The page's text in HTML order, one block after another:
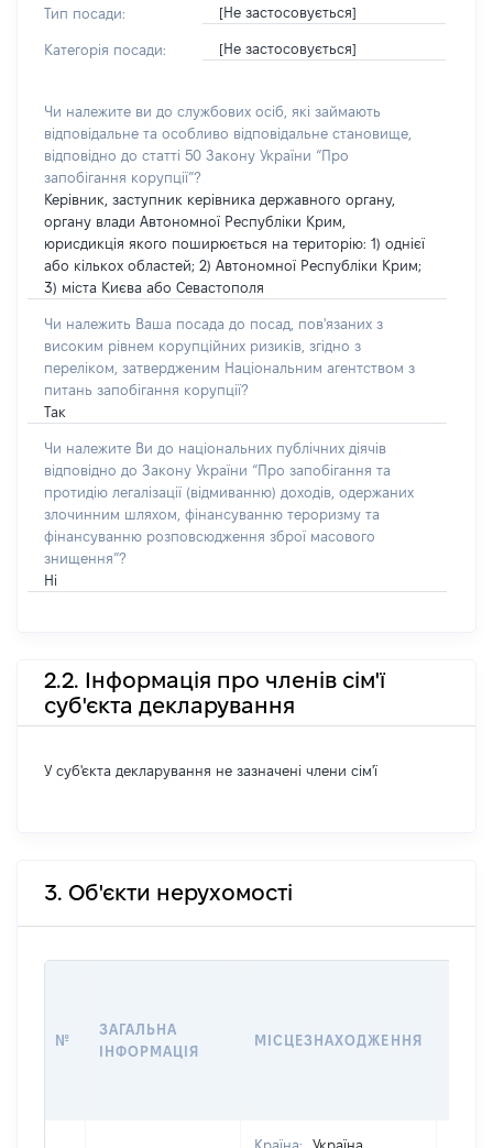
Тип посади: [Не застосовується]
Категорія посади: [Не застосовується]
Чи належите ви до службових осіб, які займають
відповідальне та особливо відповідальне становище,
відповідно до статті 50 Закону України “Про
запобігання корупції”?
Керівник, заступник керівника державного органу,
органу влади Автономної Республіки Крим,
юрисдикція якого поширюється на територію: 1) однієї
або кількох областей; 2) Автономної Республіки Крим;
3) міста Києва або Севастополя
Чи належить Ваша посада до посад, пов'язаних з
високим рівнем корупційних ризиків, згідно з
переліком, затвердженим Національним агентством з
питань запобігання корупції?
Так
Чи належите Ви до національних публічних діячів
відповідно до Закону України “Про запобігання та
протидію легалізації (відмиванню) доходів, одержаних
злочинним шляхом, фінансуванню тероризму та
фінансуванню розповсюдження зброї масового
знищення”?
Ні
2.2. Інформація про членів сім'ї
суб'єкта декларування
У суб'єкта декларування не зазначені члени сім'ї
3. Об'єкти нерухомості
№
ЗАГАЛЬНА
ІНФОРМАЦІЯ
МІСЦЕЗНАХОДЖЕННЯ
Країна: Україна